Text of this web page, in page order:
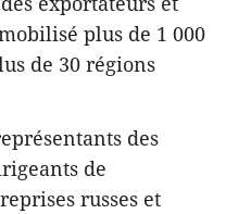
plus de 1 000
de 30 régions
des
de
russes et